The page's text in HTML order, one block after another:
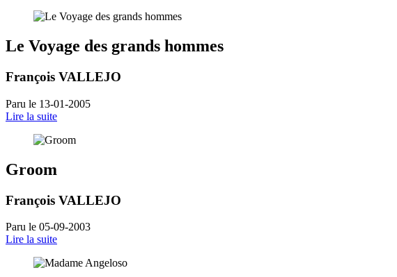
Le Voyage des grands hommes
François VALLEJO
Paru le 13-01-2005
Lire la suite
Groom
François VALLEJO
Paru le 05-09-2003
Lire la suite